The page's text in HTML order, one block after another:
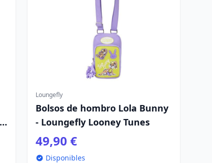
Loungefly
Bolsos de hombro Lola Bunny
- Loungefly Looney Tunes
49,90 €
Disponibles